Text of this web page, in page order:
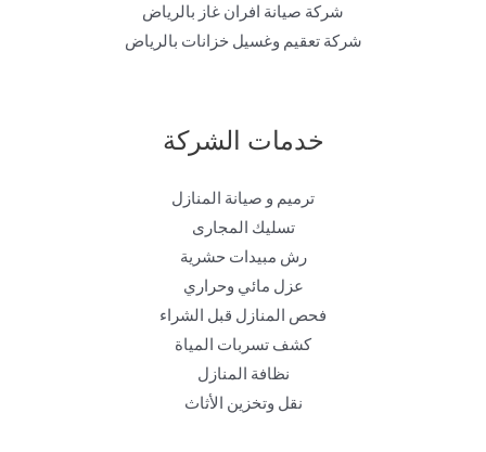
شركة صيانة افران غاز بالرياض
شركة تعقيم وغسيل خزانات بالرياض
خدمات الشركة
ترميم و صيانة المنازل
تسليك المجارى
رش مبيدات حشرية
عزل مائي وحراري
فحص المنازل قبل الشراء
كشف تسربات المياة
نظافة المنازل
نقل وتخزين الأثاث